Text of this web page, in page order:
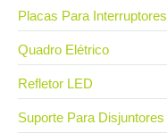
Placas Para Interruptores
Quadro Elétrico
Refletor LED
Suporte Para Disjuntores